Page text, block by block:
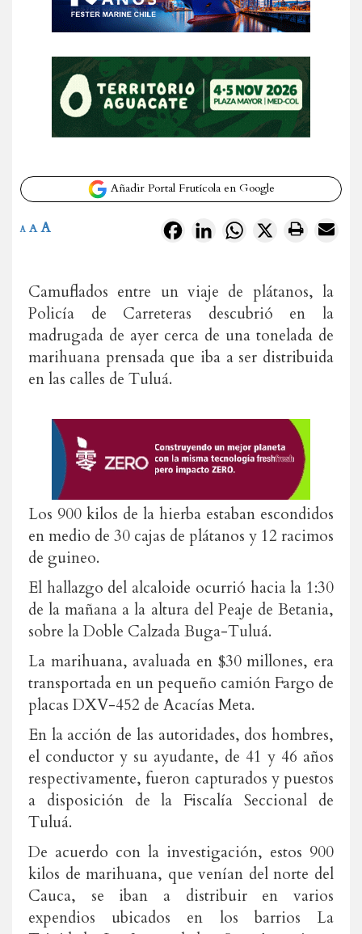
Añadir Portal Frutícola en Google
FacebookLinkedInWhatsApp
X
A A A
Camuflados entre un viaje de plátanos, la
Policía de Carreteras descubrió en la
madrugada de ayer cerca de una tonelada de
marihuana prensada que iba a ser distribuida
en las calles de Tuluá.
Los 900 kilos de la hierba estaban escondidos
en medio de 30 cajas de plátanos y 12 racimos
de guineo.
El hallazgo del alcaloide ocurrió hacia la 1:30
de la mañana a la altura del Peaje de Betania,
sobre la Doble Calzada Buga-Tuluá.
La marihuana, avaluada en $30 millones, era
transportada en un pequeño camión Fargo de
placas DXV-452 de Acacías Meta.
En la acción de las autoridades, dos hombres,
el conductor y su ayudante, de 41 y 46 años
respectivamente, fueron capturados y puestos
a disposición de la Fiscalía Seccional de
Tuluá.
De acuerdo con la investigación, estos 900
kilos de marihuana, que venían del norte del
Cauca, se iban a distribuir en varios
expendios ubicados en los barrios La